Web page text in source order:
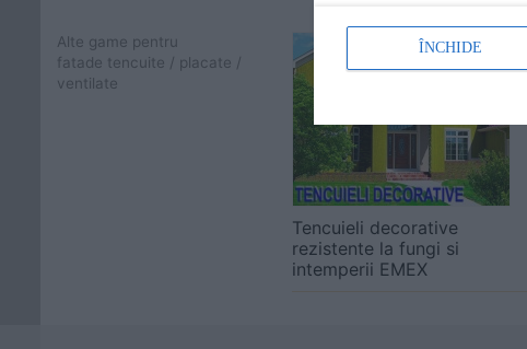
Alte game pentru
fatade tencuite / placate /
ventilate
Tencuieli decorative
rezistente la fungi si
intemperii EMEX
ÎNCHIDE